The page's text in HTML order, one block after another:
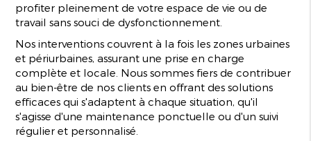
profiter pleinement de votre espace de vie ou de
travail sans souci de dysfonctionnement.
Nos interventions couvrent à la fois les zones urbaines
et périurbaines, assurant une prise en charge
complète et locale. Nous sommes fiers de contribuer
au bien-être de nos clients en offrant des solutions
efficaces qui s'adaptent à chaque situation, qu'il
s'agisse d'une maintenance ponctuelle ou d'un suivi
régulier et personnalisé.